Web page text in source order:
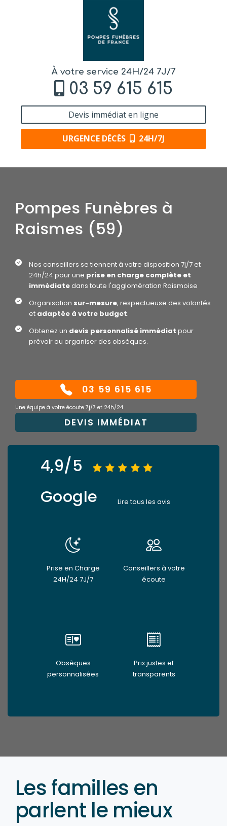
À votre service 24H/24 7J/7
03 59 615 615
Devis immédiat en ligne
URGENCE DÉCÈS 24H/7J
Pompes Funèbres à
Raismes (59)
Nos conseillers se tiennent à votre disposition 7j/7 et
24h/24 pour une prise en charge complète et
immédiatedans toute l'agglomération Raismoise
Organisation sur-mesure, respectueuse des volontés
et adaptée à votre budget.
Obtenez un devis personnalisé immédiat pour
prévoir ou organiser des obsèques.
03 59 615 615
Une équipe à votre écoute 7j/7 et 24h/24
DEVIS IMMÉDIAT
4,9/5
Google
Lire tous les avis
Prise en Charge
24H/24 7J/7
Conseillers à votre
écoute
Obsèques
personnalisées
Prix justes et
transparents
Les familles en
parlent le mieux